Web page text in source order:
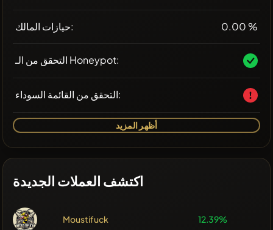
حيازات المالك: 0.00 %
التحقق من الـ Honeypot:
التحقق من القائمة السوداء:
أظهر المزيد
اكتشف العملات الجديدة
Moustifuck 12.39%